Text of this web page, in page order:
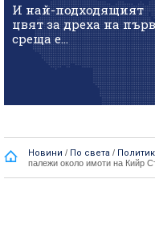
И най-подходящият
цвят за дреха на
среща е...
Новини / По света /
палежи около имоти на Кийр